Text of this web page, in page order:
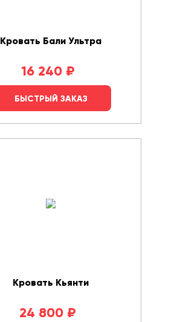
Кровать Бали Ультра
16 240 ₽
БЫСТРЫЙ ЗАКАЗ
Кровать Кьянти
24 800 ₽